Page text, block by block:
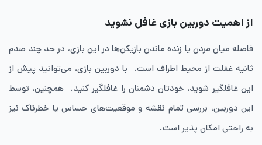
از اهمیت دوربین بازی غافل نشوید
فاصله میان مردن یا زنده ماندن بازیکن‌ها در این بازی، در حد چند صدم
ثانیه غفلت از محیط اطراف است. با دوربین بازی، می‌توانید پیش از
این غافلگیر شوید، خودتان دشمنان را غافلگیر کنید. همچنین، توسط
این دوربین، بررسی تمام نقشه و موقعیت‌های حساس یا خطرناک نیز
به راحتی امکان پذیر است.